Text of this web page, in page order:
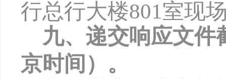
行总行大楼801室现
九、递交响应文件
京时间）。